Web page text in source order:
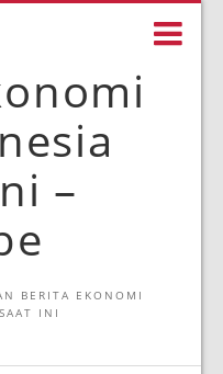
–
BERITA EKONOMI
INI